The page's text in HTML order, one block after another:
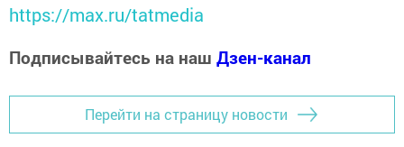
https://max.ru/tatmedia
Подписывайтесь на наш Дзен-канал
Перейти на страницу новости